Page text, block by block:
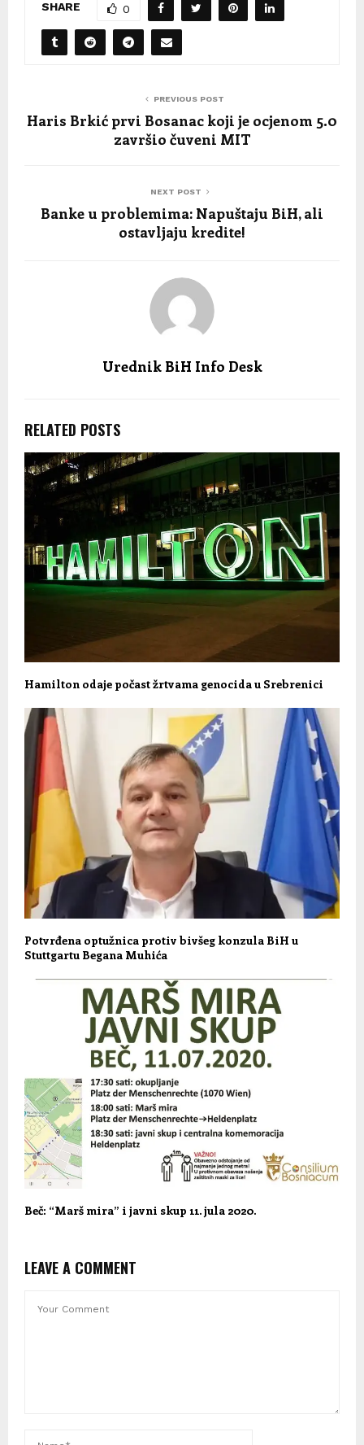
SHARE 0
PREVIOUS POST
Haris Brkić prvi Bosanac koji je ocjenom 5.0
završio čuveni MIT
NEXT POST
Banke u problemima: Napuštaju BiH, ali
ostavljaju kredite!
Urednik BiH Info Desk
RELATED POSTS
Hamilton odaje počast žrtvama genocida u Srebrenici
Potvrđena optužnica protiv bivšeg konzula BiH u
Stuttgartu Begana Muhića
Beč: “Marš mira” i javni skup 11. jula 2020.
LEAVE A COMMENT